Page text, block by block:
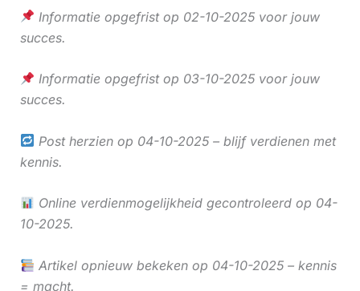
Informatie opgefrist op 02-10-2025 voor jouw
succes.
Informatie opgefrist op 03-10-2025 voor jouw
succes.
Post herzien op 04-10-2025 – blijf verdienen met
kennis.
Online verdienmogelijkheid gecontroleerd op 04-
10-2025.
Artikel opnieuw bekeken op 04-10-2025 – kennis
= macht.